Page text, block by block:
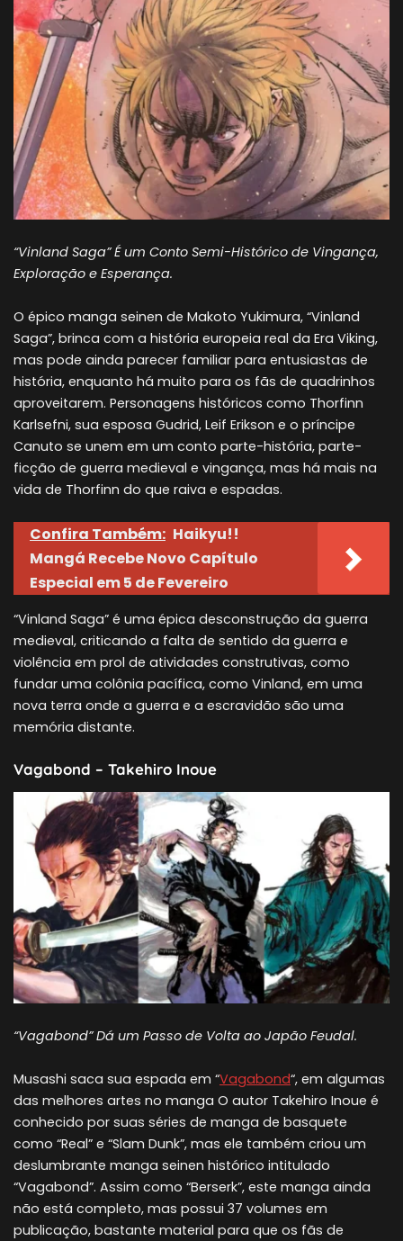
“Vinland Saga” É um Conto Semi-Histórico de Vingança,
Exploração e Esperança.
O épico manga seinen de Makoto Yukimura, “Vinland
Saga”, brinca com a história europeia real da Era Viking,
mas pode ainda parecer familiar para entusiastas de
história, enquanto há muito para os fãs de quadrinhos
aproveitarem. Personagens históricos como Thorfinn
Karlsefni, sua esposa Gudrid, Leif Erikson e o príncipe
Canuto se unem em um conto parte-história, parte-
ficção de guerra medieval e vingança, mas há mais na
vida de Thorfinn do que raiva e espadas.
Confira Também: Haikyu!!
Mangá Recebe Novo Capítulo
Especial em 5 de Fevereiro
“Vinland Saga” é uma épica desconstrução da guerra
medieval, criticando a falta de sentido da guerra e
violência em prol de atividades construtivas, como
fundar uma colônia pacífica, como Vinland, em uma
nova terra onde a guerra e a escravidão são uma
memória distante.
Vagabond – Takehiro Inoue
“Vagabond” Dá um Passo de Volta ao Japão Feudal.
Musashi saca sua espada em “Vagabond“, em algumas
das melhores artes no manga O autor Takehiro Inoue é
conhecido por suas séries de manga de basquete
como “Real” e “Slam Dunk”, mas ele também criou um
deslumbrante manga seinen histórico intitulado
“Vagabond”. Assim como “Berserk”, este manga ainda
não está completo, mas possui 37 volumes em
publicação, bastante material para que os fãs de